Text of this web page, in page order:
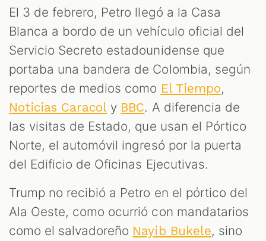
El 3 de febrero, Petro llegó a la Casa
Blanca a bordo de un vehículo oficial del
Servicio Secreto estadounidense que
portaba una bandera de Colombia, según
reportes de medios como El Tiempo,
Noticias Caracol y BBC. A diferencia de
las visitas de Estado, que usan el Pórtico
Norte, el automóvil ingresó por la puerta
del Edificio de Oficinas Ejecutivas.
Trump no recibió a Petro en el pórtico del
Ala Oeste, como ocurrió con mandatarios
como el salvadoreño Nayib Bukele, sino